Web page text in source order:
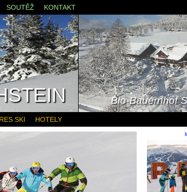
SOUTĚŽ KONTAKT
SKI HOTELY
Bio-Bauernhof